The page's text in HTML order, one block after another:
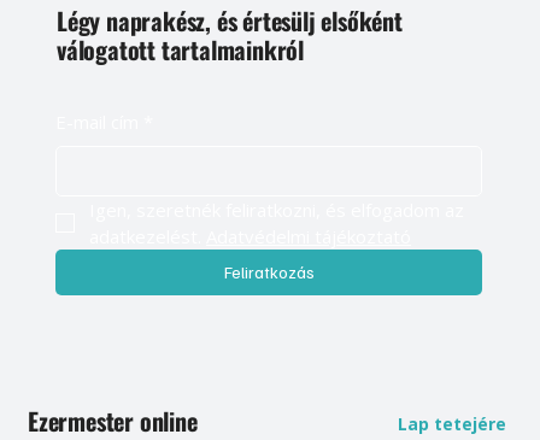
Légy naprakész, és értesülj elsőként
válogatott tartalmainkról
Feliratkozás
Ezermester online Lap tetejére